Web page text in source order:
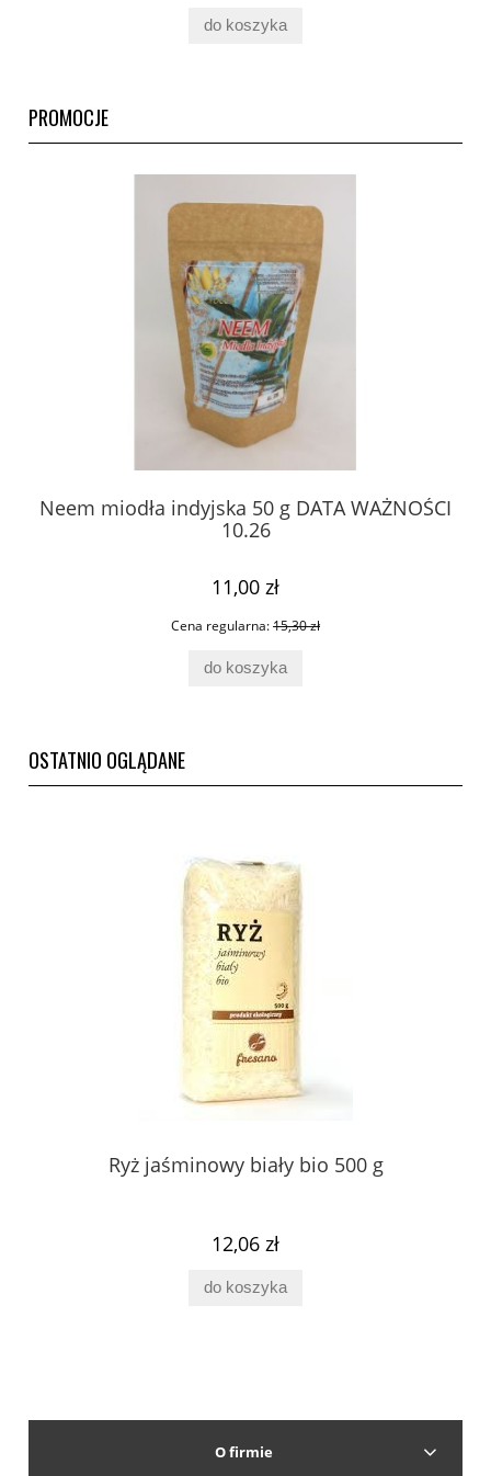
do koszyka
PROMOCJE
Neem miodła indyjska 50 g DATA WAŻNOŚCI
10.26
11,00 zł
Cena regularna:15,30 zł
do koszyka
OSTATNIO OGLĄDANE
Ryż jaśminowy biały bio 500 g
12,06 zł
do koszyka
O firmie